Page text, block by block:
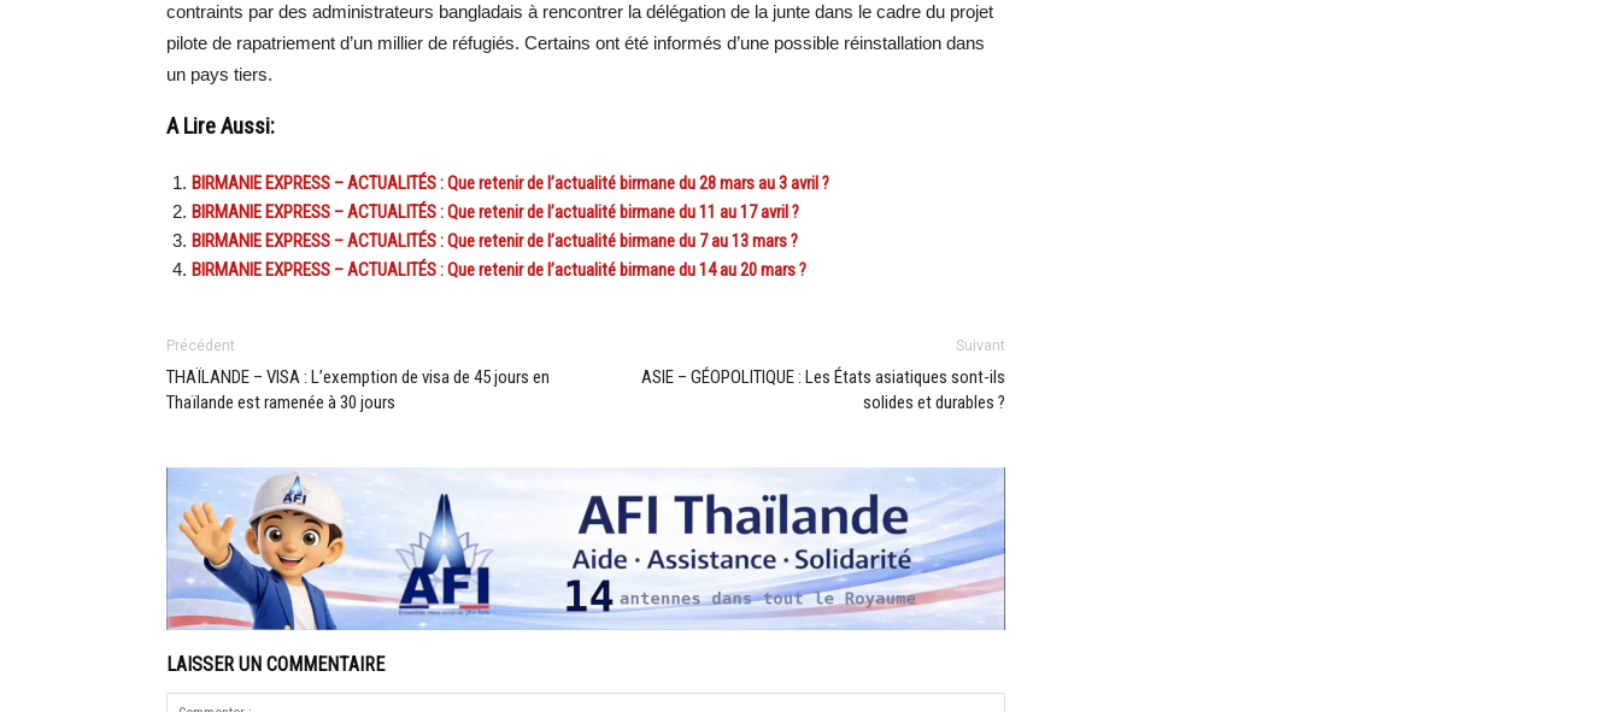
contraints par des administrateurs bangladais à rencontrer la délégation de la junte dans le cadre du projet
pilote de rapatriement d’un millier de réfugiés. Certains ont été informés d’une possible réinstallation dans
un pays tiers.
A Lire Aussi:
BIRMANIE EXPRESS – ACTUALITÉS : Que retenir de l’actualité birmane du 28 mars au 3 avril ?
BIRMANIE EXPRESS – ACTUALITÉS : Que retenir de l’actualité birmane du 11 au 17 avril ?
BIRMANIE EXPRESS – ACTUALITÉS : Que retenir de l’actualité birmane du 7 au 13 mars ?
BIRMANIE EXPRESS – ACTUALITÉS : Que retenir de l’actualité birmane du 14 au 20 mars ?
Précédent
THAÏLANDE – VISA : L’exemption de visa de 45 jours en
Thaïlande est ramenée à 30 jours
Suivant
ASIE – GÉOPOLITIQUE : Les États asiatiques sont-ils
solides et durables ?
LAISSER UN COMMENTAIRE